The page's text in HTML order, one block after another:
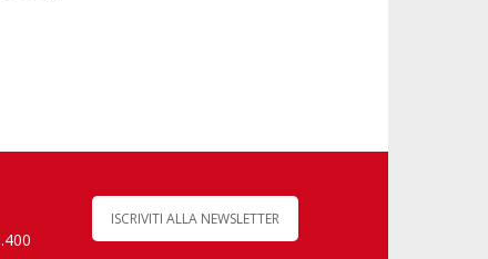
ISCRIVITI ALLA NEWSLETTER